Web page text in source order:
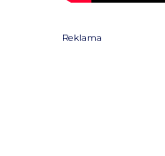
Reklama